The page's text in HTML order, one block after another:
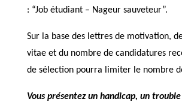
: “Job étudiant – Nageur sauveteur”.
Sur la base des lettres de motivation,
vitae et du nombre de candidatures
de sélection pourra limiter le nombre
Vous présentez un handicap, un